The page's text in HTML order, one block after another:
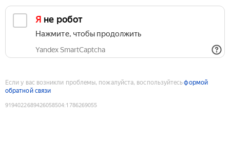
Я не робот
Нажмите, чтобы продолжить
Yandex SmartCaptcha
Если у вас возникли проблемы, пожалуйста, воспользуйтесьформой
обратной связи
9194022689426058504:1786269055